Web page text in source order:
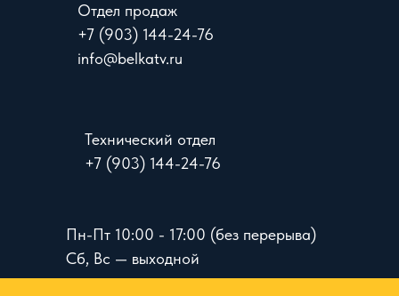
Отдел продаж
+7 (903) 144-24-76
info@belkatv.ru
Пн-Пт 10:00 - 17:00 (без перерыва)
Сб, Вс — выходной
Технический отдел
+7 (903) 144-24-76